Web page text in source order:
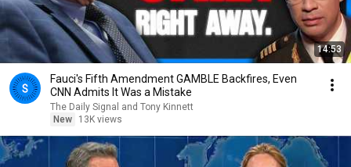
14:53
Fauci's Fifth Amendment GAMBLE Backfires, Even
CNN Admits It Was a Mistake
The Daily Signal and Tony Kinnett
New
13K views